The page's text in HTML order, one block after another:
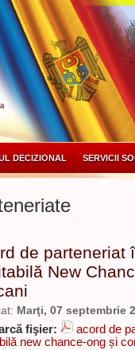
DECIZIONAL SERVICII
de parteneriat
New
Marţi, 07 septembrie
fişier:
acord de
new chance-ong și